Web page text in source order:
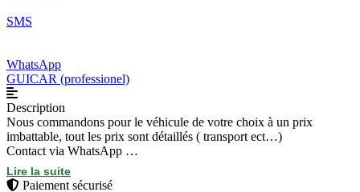
SMS
WhatsApp
GUICAR (professionel)
Description
Nous commandons pour le véhicule de votre choix à un prix
imbattable, tout les prix sont détaillés ( transport ect…)
Contact via WhatsApp
Réponse et devis paridé et gratuit
Lire la suite
Paiement sécurisé